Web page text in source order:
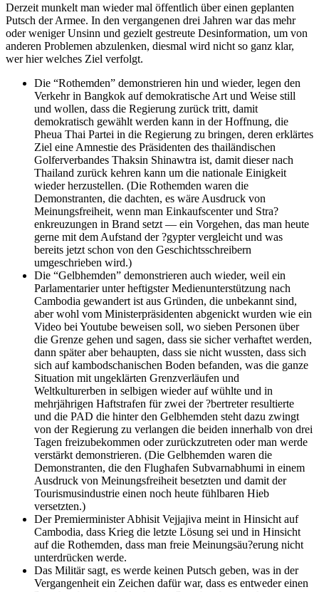
Derzeit munkelt man wieder mal öffentlich über einen geplanten
Putsch der Armee. In den vergangenen drei Jahren war das mehr
oder weniger Unsinn und gezielt gestreute Desinformation, um von
anderen Problemen abzulenken, diesmal wird nicht so ganz klar,
wer hier welches Ziel verfolgt.
Die “Rothemden” demonstrieren hin und wieder, legen den
Verkehr in Bangkok auf demokratische Art und Weise still
und wollen, dass die Regierung zurück tritt, damit
demokratisch gewählt werden kann in der Hoffnung, die
Pheua Thai Partei in die Regierung zu bringen, deren erklärtes
Ziel eine Amnestie des Präsidenten des thailändischen
Golferverbandes Thaksin Shinawtra ist, damit dieser nach
Thailand zurück kehren kann um die nationale Einigkeit
wieder herzustellen. (Die Rothemden waren die
Demonstranten, die dachten, es wäre Ausdruck von
Meinungsfreiheit, wenn man Einkaufscenter und Stra?
enkreuzungen in Brand setzt — ein Vorgehen, das man heute
gerne mit dem Aufstand der ?gypter vergleicht und was
bereits jetzt schon von den Geschichtsschreibern
umgeschrieben wird.)
Die “Gelbhemden” demonstrieren auch wieder, weil ein
Parlamentarier unter heftigster Medienunterstützung nach
Cambodia gewandert ist aus Gründen, die unbekannt sind,
aber wohl vom Ministerpräsidenten abgenickt wurden wie ein
Video bei Youtube beweisen soll, wo sieben Personen über
die Grenze gehen und sagen, dass sie sicher verhaftet werden,
dann später aber behaupten, dass sie nicht wussten, dass sich
sich auf kambodschanischen Boden befanden, was die ganze
Situation mit ungeklärten Grenzverläufen und
Weltkulturerben in selbigen wieder auf wühlte und in
mehrjährigen Haftstrafen für zwei der ?bertreter resultierte
und die PAD die hinter den Gelbhemden steht dazu zwingt
von der Regierung zu verlangen die beiden innerhalb von drei
Tagen freizubekommen oder zurückzutreten oder man werde
verstärkt demonstrieren. (Die Gelbhemden waren die
Demonstranten, die den Flughafen Subvarnabhumi in einem
Ausdruck von Meinungsfreiheit besetzten und damit der
Tourismusindustrie einen noch heute fühlbaren Hieb
versetzten.)
Der Premierminister Abhisit Vejjajiva meint in Hinsicht auf
Cambodia, dass Krieg die letzte Lösung sei und in Hinsicht
auf die Rothemden, dass man freie Meinungsäu?erung nicht
unterdrücken werde.
Das Militär sagt, es werde keinen Putsch geben, was in der
Vergangenheit ein Zeichen dafür war, dass es entweder einen